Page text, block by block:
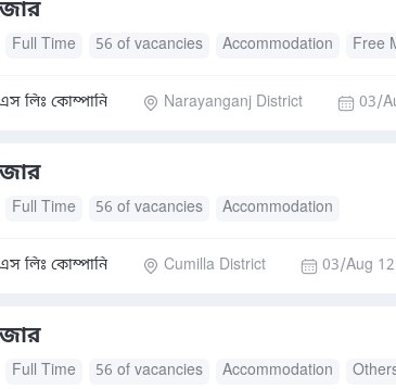
Full Time 56 of vacancies Accommodation Free
লিঃ কোম্পানি Narayanganj District 03/
Full Time 56 of vacancies Accommodation
লিঃ কোম্পানি Cumilla District 03/Aug
Full Time 56 of vacancies Accommodation